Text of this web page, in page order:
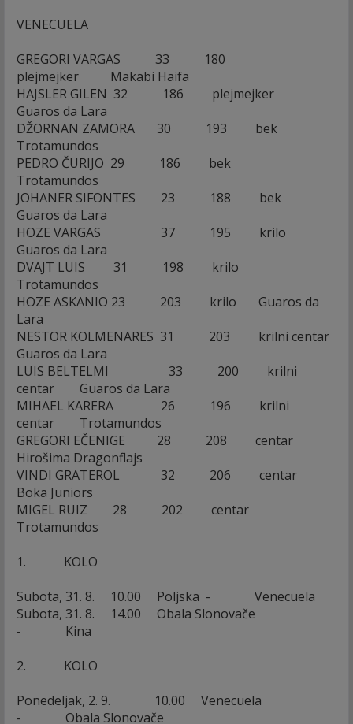
VENECUELA
GREGORI VARGAS 33 180
plejmejker Makabi Haifa
HAJSLER GILEN 32 186 plejmejker
Guaros da Lara
DŽORNAN ZAMORA 30 193 bek
Trotamundos
PEDRO ČURIJO 29 186 bek
Trotamundos
JOHANER SIFONTES 23 188 bek
Guaros da Lara
HOZE VARGAS 37 195 krilo
Guaros da Lara
DVAJT LUIS 31 198 krilo
Trotamundos
HOZE ASKANIO 23 203 krilo Guaros da
Lara
NESTOR KOLMENARES 31 203 krilni centar
Guaros da Lara
LUIS BELTELMI 33 200 krilni
centar Guaros da Lara
MIHAEL KARERA 26 196 krilni
centar Trotamundos
GREGORI EČENIGE 28 208 centar
Hirošima Dragonflajs
VINDI GRATEROL 32 206 centar
Boka Juniors
MIGEL RUIZ 28 202 centar
Trotamundos
1. KOLO
Subota, 31. 8. 10.00 Poljska - Venecuela
Subota, 31. 8. 14.00 Obala Slonovače
- Kina
2. KOLO
Ponedeljak, 2. 9. 10.00 Venecuela
- Obala Slonovače